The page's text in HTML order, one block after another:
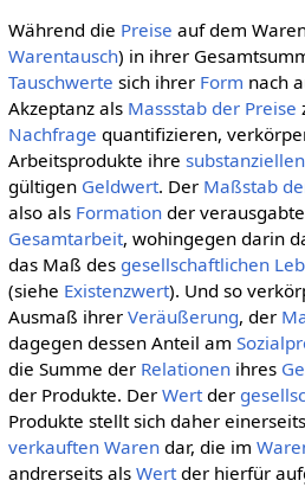
Während die Preise auf dem
Warentausch) in ihrer
Tauschwerte sich ihrer Form nach
Akzeptanz als Massstab der Preise
Nachfrage quantifizieren,
Arbeitsprodukte ihre substanziellen
gültigen Geldwert. Der Maßstab
also als Formationder
Gesamtarbeit, wohingegen darin
das Maß des gesellschaftlichen
(siehe Existenzwert). Und so
Ausmaß ihrer Veräußerung, der
dagegen dessen Anteil am
die Summe der Relationenihres
der Produkte. Der Wertder
Produkte stellt sich daher
verkauften Warendar, die im
andrerseits als Wertder hierfür